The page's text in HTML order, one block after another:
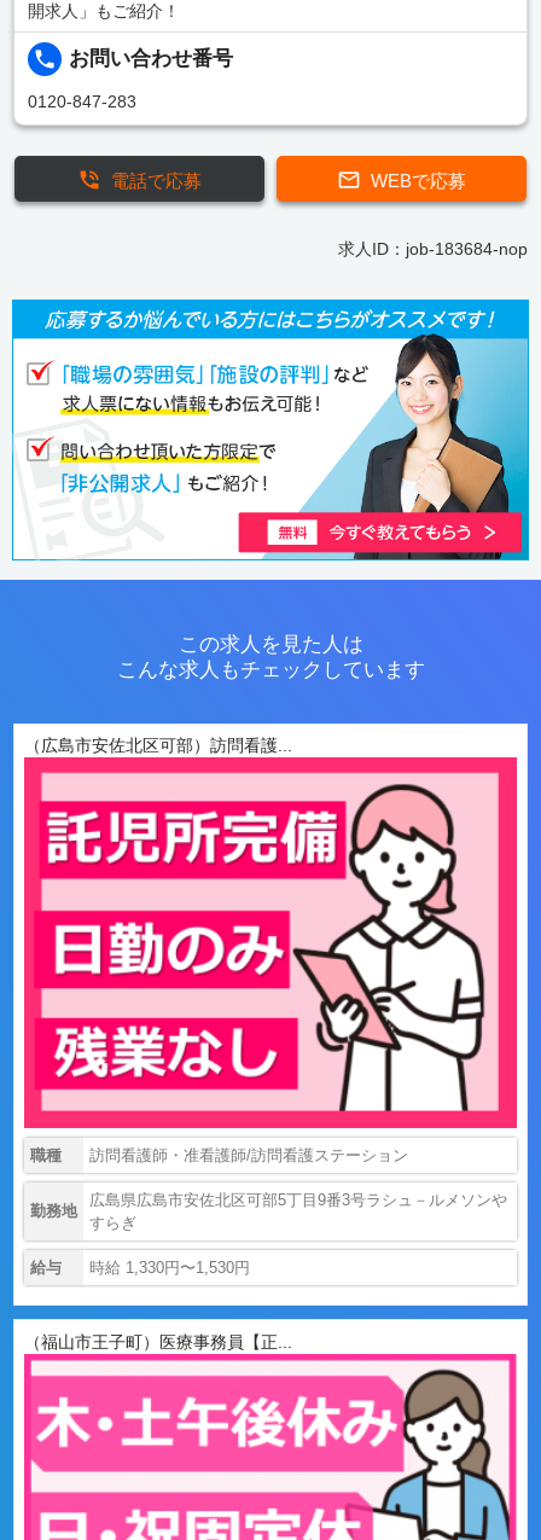
開求人」もご紹介！
お問い合わせ番号
0120-847-283
WEBで応募
電話で応募
求人ID：job-183684-nop
この求人を見た人は
こんな求人もチェックしています
（広島市安佐北区可部）訪問看護...
職種 訪問看護師・准看護師/訪問看護ステーション
勤務地
広島県広島市安佐北区可部5丁目9番3号ラシュ－ルメソンや
すらぎ
給与 時給 1,330円〜1,530円
（福山市王子町）医療事務員【正...